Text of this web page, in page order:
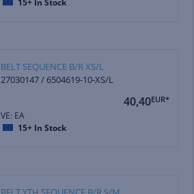
15+ In Stock
BELT SEQUENCE B/R XS/L
27030147 / 6504619-10-XS/L
40,40EUR*
VE: EA
15+ In Stock